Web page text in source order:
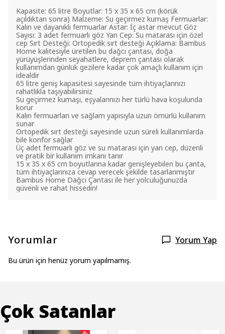
Kapasite: 65 litre Boyutlar: 15 x 35 x 65 cm (körük
açıldıktan sonra) Malzeme: Su geçirmez kumaş Fermuarlar:
Kalın ve dayanıklı fermuarlar Astar: İç astar mevcut Göz
Sayısı: 3 adet fermuarlı göz Yan Cep: Su matarası için özel
cep Sırt Desteği: Ortopedik sırt desteği Açıklama: Bambus
Home kalitesiyle üretilen bu dağcı çantası, doğa
yürüyüşlerinden seyahatlere, deprem çantası olarak
kullanımdan günlük gezilere kadar çok amaçlı kullanım için
idealdir
65 litre geniş kapasitesi sayesinde tüm ihtiyaçlarınızı
rahatlıkla taşıyabilirsiniz
Su geçirmez kumaşı, eşyalarınızı her türlü hava koşulunda
korur
Kalın fermuarları ve sağlam yapısıyla uzun ömürlü kullanım
sunar
Ortopedik sırt desteği sayesinde uzun süreli kullanımlarda
bile konfor sağlar
Üç adet fermuarlı göz ve su matarası için yan cep, düzenli
ve pratik bir kullanım imkanı tanır
15 x 35 x 65 cm boyutlarına kadar genişleyebilen bu çanta,
tüm ihtiyaçlarınıza cevap verecek şekilde tasarlanmıştır
Bambus Home Dağcı Çantası ile her yolculuğunuzda
güvenli ve rahat hissedin!
Yorumlar Yorum Yap
Bu ürün için henüz yorum yapılmamış.
Çok Satanlar